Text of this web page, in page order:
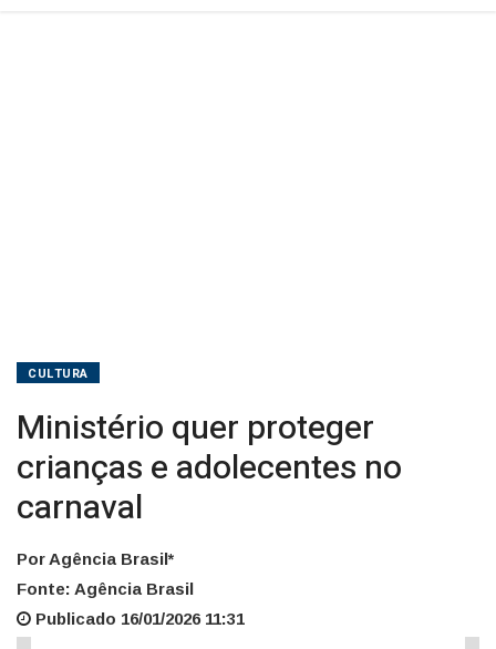
CULTURA
Ministério quer proteger
crianças e adolecentes no
carnaval
Por Agência Brasil*
Fonte: Agência Brasil
Publicado 16/01/2026 11:31